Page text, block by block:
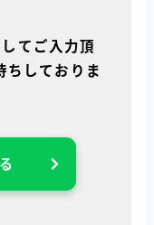
てご入力頂
ちしておりま